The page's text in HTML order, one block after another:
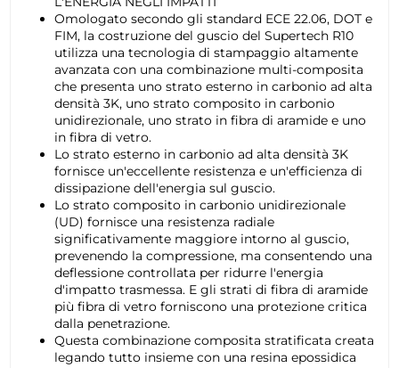
Omologato secondo gli standard ECE 22.06, DOT e
FIM, la costruzione del guscio del Supertech R10
utilizza una tecnologia di stampaggio altamente
avanzata con una combinazione multi-composita
che presenta uno strato esterno in carbonio ad alta
densità 3K, uno strato composito in carbonio
unidirezionale, uno strato in fibra di aramide e uno
in fibra di vetro.
Lo strato esterno in carbonio ad alta densità 3K
fornisce un'eccellente resistenza e un'efficienza di
dissipazione dell'energia sul guscio.
Lo strato composito in carbonio unidirezionale
(UD) fornisce una resistenza radiale
significativamente maggiore intorno al guscio,
prevenendo la compressione, ma consentendo una
deflessione controllata per ridurre l'energia
d'impatto trasmessa. E gli strati di fibra di aramide
più fibra di vetro forniscono una protezione critica
dalla penetrazione.
Questa combinazione composita stratificata creata
legando tutto insieme con una resina epossidica